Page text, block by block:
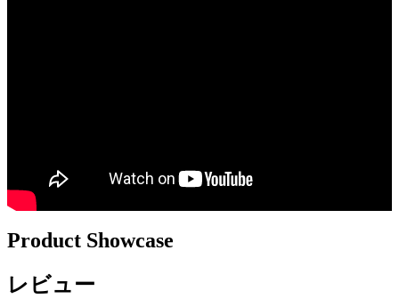
Product Showcase
レビュー